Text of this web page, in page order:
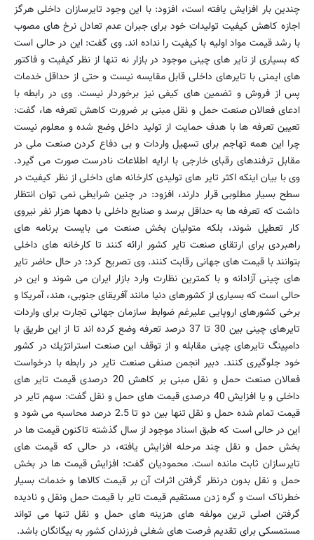
چندین بار افزایش یافته است، افزود: با این وجود تایرسازان داخلی هرگز
اجازه كاهش كیفیت تولیدات خود برای جبران عدم تعادل نرخ های مصوب
با رشد قیمت مواد اولیه با كیفیت را نداده اند. وی گفت: این در حالی است
که بسیاری از تایر های چینی موجود در بازار نه تنها از نظر كیفیت و فاكتور
های ایمنی با تایرهای داخلی قابل مقایسه نیست و حتی از حداقل خدمات
پس از فروش و تضمین های كیفی نیز برخوردار نیست. وی در رابطه با
ادعای فعالان صنعت حمل و نقل مبنی بر ضرورت کاهش تعرفه ها، گفت:
تعیین تعرفه ها با هدف حمایت از تولید داخل وضع شده و معلوم نیست
چرا این همه تهاجم برای تسهیل واردات و بی دفاع كردن صنعت ملی در
مقابل ترفندهای رقبای خارجی با ارایه اطلاعات نادرست صورت می گیرد.
وی با بیان اینکه اکثر تایر های تولیدی کارخانه های داخلی از نظر کیفیت در
سطح بسیار مطلوبی قرار دارند، افزود: در چنین شرایطی نمی توان انتظار
داشت که تعرفه ها به حداقل برسد و صنایع داخلی با دهها هزار نفر نیروی
کار تعطیل شوند، بلکه متولیان بخش صنعت می بایست برنامه های
راهبردی برای ارتقای صنعت تایر كشور ارائه کنند تا کارخانه های داخلی
بتوانند با قیمت های جهانی رقابت کنند. وی تصریح کرد: در حال حاضر تایر
های چینی آزادانه و با کمترین نظارت وارد بازار ایران می شوند و این در
حالی است که بسیاری از کشورهای دنیا مانند آفریقای جنوبی، هند، آمریکا و
برخی کشورهای اروپایی علیرغم ضوابط سازمان جهانی تجارت برای واردات
تایرهای چینی بین 30 تا 37 درصد تعرفه وضع کرده اند تا از این طریق با
دامپینگ تایرهای چینی مقابله و از توقف این صنعت استراتژیك در كشور
خود جلوگیری کنند. دبیر انجمن صنفی صنعت تایر در رابطه با درخواست
فعالان صنعت حمل و نقل مبنی بر کاهش 20 درصدی قیمت تایر های
داخلی و یا افزایش 40 درصدی قیمت های حمل و نقل گفت: سهم تایر در
قیمت تمام شده حمل و نقل تنها بین دو تا 2.5 درصد محاسبه می شود و
این در حالی است که طبق اسناد موجود از سال گذشته تاکنون قیمت ها در
بخش حمل و نقل چند مرحله افزایش یافته، در حالی كه قیمت های
تایرسازان ثابت مانده است. محمودیان گفت: افزایش قیمت ها در بخش
حمل و نقل بدون درنظر گرفتن اثرات آن بر قیمت کالاها و خدمات بسیار
خطرناک است و گره زدن مستقیم قیمت تایر با قیمت حمل ونقل و نادیده
گرفتن اصلی ترین مولفه های هزینه های حمل و نقل تنها می تواند
مستمسكی برای تقدیم فرصت های شغلی فرزندان كشور به بیگانگان باشد.